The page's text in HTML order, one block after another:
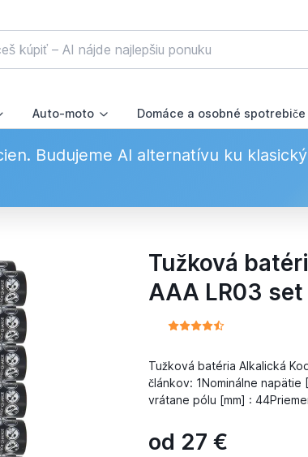
Auto-moto Domáce a osobné spotrebiče
Budujeme AI alternatívu ku
Tužková
AAA LR03
Tužková batéria Alkalická
článkov: 1Nominálne napätie
vrátane pólu [mm] :
od 27 €